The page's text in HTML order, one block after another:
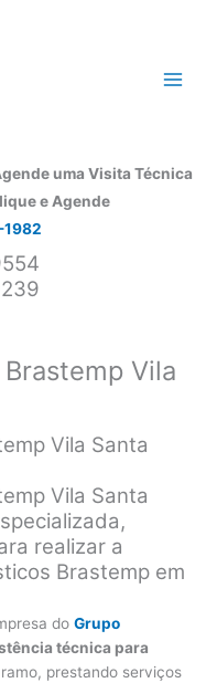
uma Visita Técnica
e Agende
1982
Vila
Vila Santa
Vila Santa
realizar a
Brastemp em
doGrupo
técnica para
prestando serviços